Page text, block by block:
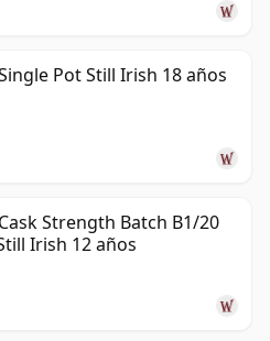
Pot Still Irish 18 años
Strength Batch B1/20
Irish 12 años